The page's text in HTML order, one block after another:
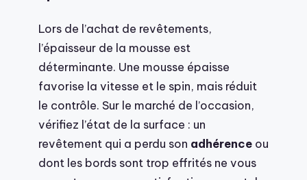
Lors de l’achat de revêtements,
l’épaisseur de la mousse est
déterminante. Une mousse épaisse
favorise la vitesse et le spin, mais réduit
le contrôle. Sur le marché de l’occasion,
vérifiez l’état de la surface : un
revêtement qui a perdu son adhérence ou
dont les bords sont trop effrités ne vous